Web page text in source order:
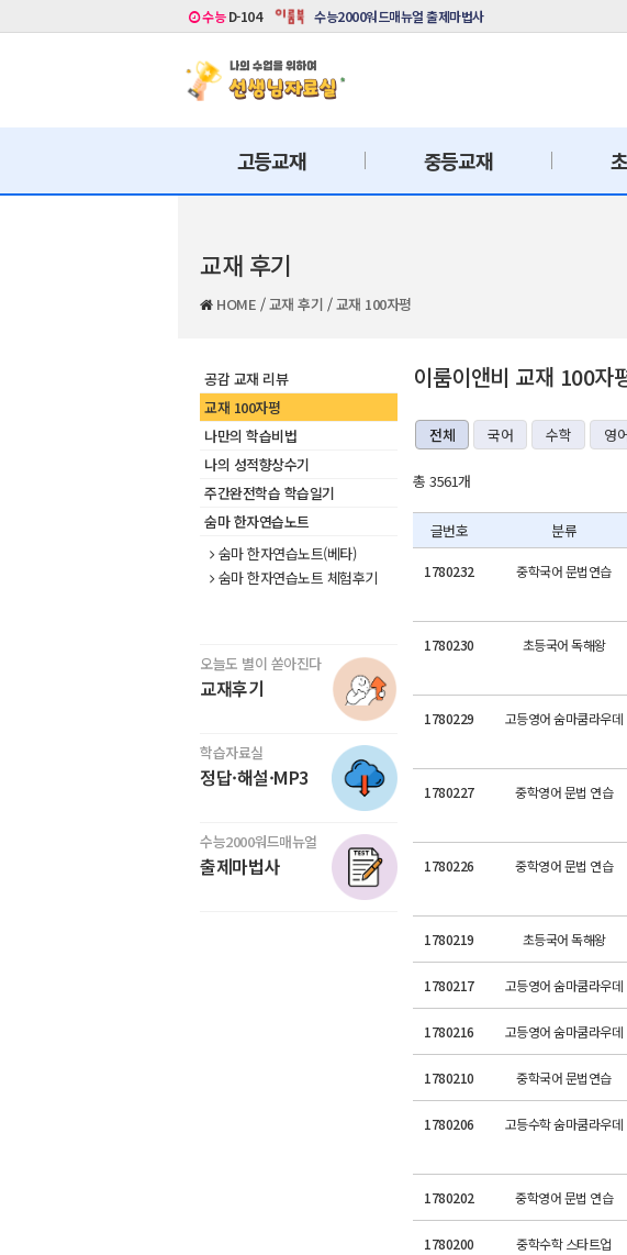
수능D-104 수능2000워드매뉴얼 출제마법사
고등교재 중등교재
교재 후기
HOME /교재 후기 /교재 100자평
공감 교재 리뷰
교재 100자평
나만의 학습비법
나의 성적향상수기
주간완전학습 학습일기
숨마 한자연습노트
숨마 한자연습노트(베타)
숨마 한자연습노트 체험후기
오늘도 별이 쏟아진다
교재후기
학습자료실
정답·해설·MP3
수능2000워드매뉴얼
출제마법사
이룸이앤비 교재 100자
전체 국어 수학 영
총 3561개
글번호 분류
1780232 중학국어 문법연습
1780230 초등국어 독해왕
1780229 고등영어 숨마쿰라우데
1780227 중학영어 문법 연습
1780226 중학영어 문법 연습
1780219 초등국어 독해왕
1780217 고등영어 숨마쿰라우데
1780216 고등영어 숨마쿰라우데
1780210 중학국어 문법연습
1780206 고등수학 숨마쿰라우데
1780202 중학영어 문법 연습
1780200 중학수학 스타트업